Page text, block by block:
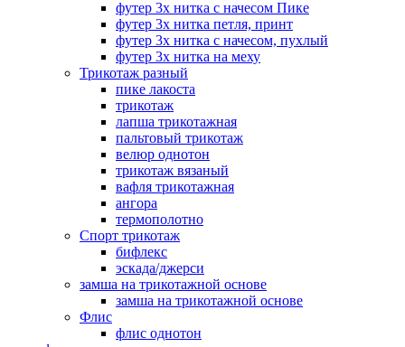
футер 3х нитка с начесом Пике
футер 3х нитка петля, принт
футер 3х нитка с начесом, пухлый
футер 3х нитка на меху
Трикотаж разный
пике лакоста
трикотаж
лапша трикотажная
пальтовый трикотаж
велюр однотон
трикотаж вязаный
вафля трикотажная
ангора
термополотно
Спорт трикотаж
бифлекс
эскада/джерси
замша на трикотажной основе
замша на трикотажной основе
Флис
флис однотон